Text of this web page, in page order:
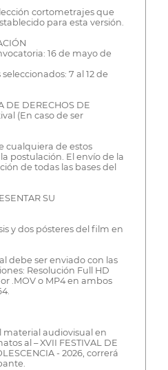
cortometrajes que
para esta versión.
16 de mayo de
7 al 12 de
DE DERECHOS DE
(En caso de ser
cualquiera de estos
postulación. El envío de la
de todas las bases del
SU
y dos pósteres del film en
debe ser enviado con las
Resolución Full HD
.MOV o MP4 en ambos
material audiovisual en
al – XVII FESTIVAL DE
- 2026, correrá